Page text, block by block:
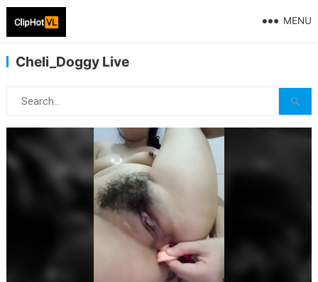
MENU
Cheli_Doggy Live